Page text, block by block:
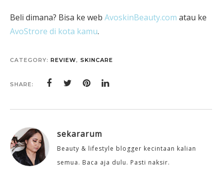
Beli dimana? Bisa ke web AvoskinBeauty.com atau ke
AvoStrore di kota kamu.
CATEGORY: REVIEW, SKINCARE
SHARE:
sekararum
Beauty & lifestyle blogger kecintaan kalian
semua. Baca aja dulu. Pasti naksir.